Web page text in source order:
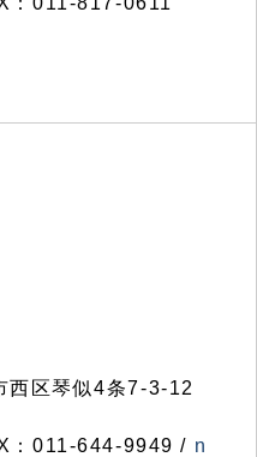
区琴似4条7-3-12
：011-644-9949 / n